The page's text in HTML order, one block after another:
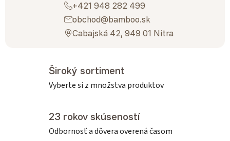
+421 948 282 499
obchod@bamboo.sk
Cabajská 42, 949 01 Nitra
Široký sortiment
Vyberte si z množstva produktov
23 rokov skúseností
Odbornosť a dôvera overená časom